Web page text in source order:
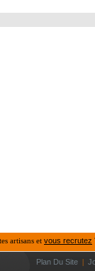
artisans et vous recrutez
Plan Du Site |